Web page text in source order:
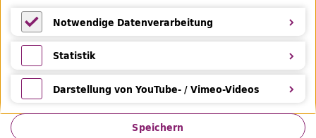
Ferien
Medientipps und Angebote
Notwendige Datenverarbeitung
Notwendige Datenverarbeitung
Statistik
StatistikDarstellung von YouTube- / Vimeo-Videos
Darstellung von YouTube- / Vimeo-Videos
Speichern